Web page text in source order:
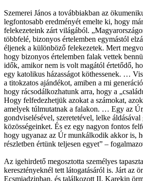
Szemerei János a továbbiakban az
legfontosabb eredményét emelte ki, hogy
felekezeteink zárt világából.
többfelé, bizonyos értelemben egymástól
éljenek a különböző felekezetek. Mert
hogy bizonyos értelemben falak vettek
idők, amikor nem is volt magától értetődő,
egy katolikus házasságot köthessenek. …
a titokzatos ajándékot, amiben a mi
hogy rácsodálkozhatunk arra, hogy a
Hogy felfedezhetjük azokat a számokat,
amelyek túlmutatnak a falakon. … Egy az
gondviselésével, szeretetével, lelke áldásával
közösségeinket. És ez egy nagyon fontos
hogy ugyanaz az Úr munkálkodik akkor is,
részletben értünk teljesen egyet” –
Az igehirdető megosztotta személyes
keresztényeknél tett látogatásáról is. Járt az
Ecsmiadzinban, és találkozott II. Karekin